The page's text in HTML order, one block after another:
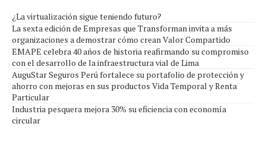
¿La virtualización sigue teniendo futuro?
La sexta edición de Empresas que Transforman invita a más
organizaciones a demostrar cómo crean Valor Compartido
EMAPE celebra 40 años de historia reafirmando su compromiso
con el desarrollo de la infraestructura vial de Lima
AuguStar Seguros Perú fortalece su portafolio de protección y
ahorro con mejoras en sus productos Vida Temporal y Renta
Particular
Industria pesquera mejora 30% su eficiencia con economía
circular